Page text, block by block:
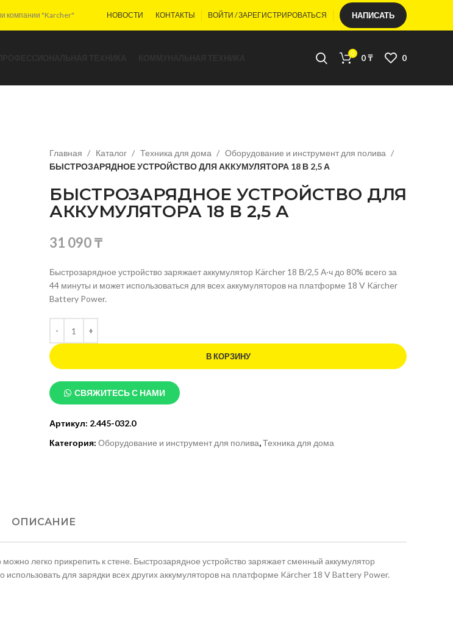
компании "Karcher" НОВОСТИ КОНТАКТЫ ВОЙТИ / ЗАРЕГИСТРИРОВАТЬСЯ НАПИСАТЬ
0 0₸ 0
Главная Каталог Техника для дома
Оборудование и инструмент для полива
БЫСТРОЗАРЯДНОЕ УСТРОЙСТВО ДЛЯ АККУМУЛЯТОРА 18 В 2,5 А
БЫСТРОЗАРЯДНОЕ УСТРОЙСТВО ДЛЯ
АККУМУЛЯТОРА 18 В 2,5 А
31 090₸
Быстрозарядное устройство заряжает аккумулятор Kärcher 18 В/2,5 А·ч до 80% всего за
44 минуты и может использоваться для всех аккумуляторов на платформе 18 V Kärcher
Battery Power.
В КОРЗИНУ
СВЯЖИТЕСЬ С НАМИ
Артикул: 2.445-032.0
Категория: Оборудование и инструмент для полива,Техника для дома
ОПИСАНИЕ
легко прикрепить к стене. Быстрозарядное устройство заряжает сменный аккумулятор
для зарядки всех других аккумуляторов на платформе Kärcher 18 V Battery Power.